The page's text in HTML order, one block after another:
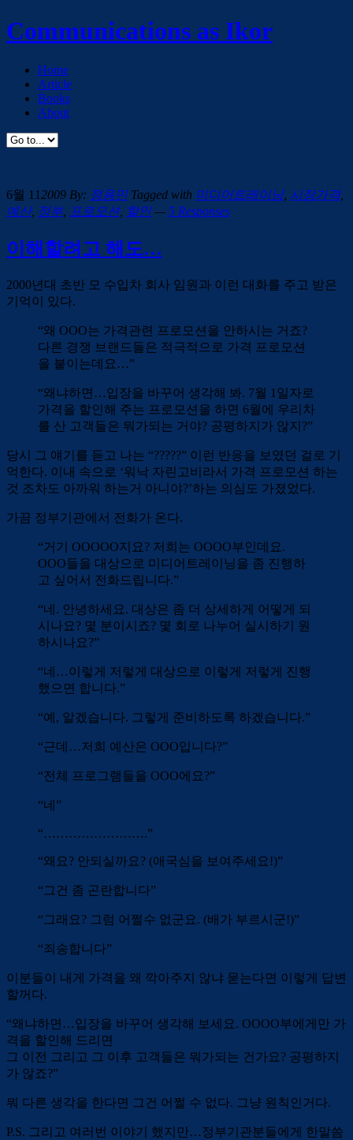
Communications as Ikor
Home
Article
Books
About
6월 112009 By: 정용민Tagged with 미디어트레이닝, 시장가격,
예산, 정부 프로모션, 할인— 5 Responses
이해할려고 해도…
2000년대 초반 모 수입차 회사 임원과 이런 대화를 주고 받은
기억이 있다.
“왜 OOO는 가격관련 프로모션을 안하시는 거죠?
다른 경쟁 브랜드들은 적극적으로 가격 프로모션
을 붙이는데요…”
“왜냐하면…입장을 바꾸어 생각해 봐. 7월 1일자로
가격을 할인해 주는 프로모션을 하면 6월에 우리차
를 산 고객들은 뭐가되는 거야? 공평하지가 않지?”
당시 그 얘기를 듣고 나는 “?????” 이런 반응을 보였던 걸로 기
억한다. 이내 속으로 ‘워낙 자린고비라서 가격 프로모션 하는
것 조차도 아까워 하는거 아니야?’하는 의심도 가졌었다.
가끔 정부기관에서 전화가 온다.
“거기 OOOOO지요? 저희는 OOOO부인데요.
OOO들을 대상으로 미디어트레이닝을 좀 진행하
고 싶어서 전화드립니다.”
“네. 안녕하세요. 대상은 좀 더 상세하게 어떻게 되
시나요? 몇 분이시죠? 몇 회로 나누어 실시하기 원
하시나요?”
“네…이렇게 저렇게 대상으로 이렇게 저렇게 진행
했으면 합니다.”
“예, 알겠습니다. 그렇게 준비하도록 하겠습니다.”
“근데…저희 예산은 OOO입니다?”
“전체 프로그램들을 OOO에요?”
“네”
“…………………….”
“왜요? 안되실까요? (애국심을 보여주세요!)”
“그건 좀 곤란합니다”
“그래요? 그럼 어쩔수 없군요. (배가 부르시군!)”
“죄송합니다”
이분들이 내게 가격을 왜 깍아주지 않냐 묻는다면 이렇게 답변
할꺼다.
“왜냐하면…입장을 바꾸어 생각해 보세요. OOOO부에게만 가
격을 할인해 드리면
그 이전 그리고 그 이후 고객들은 뭐가되는 건가요? 공평하지
가 않죠?”
뭐 다른 생각을 한다면 그건 어쩔 수 없다. 그냥 원칙인거다.
P.S. 그리고 여러번 이야기 했지만…정부기관분들에게 한말씀